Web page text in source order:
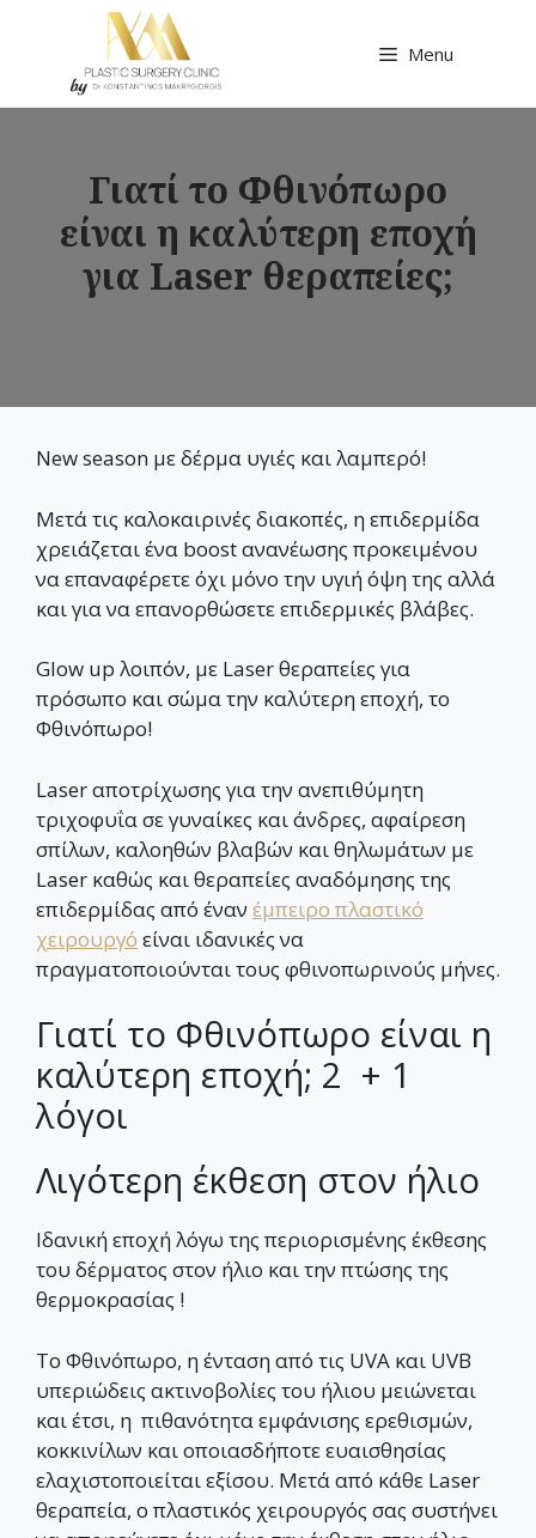
περιεχόμενο
Menu
Γιατί το Φθινόπωρο
είναι η καλύτερη εποχή
για Laser θεραπείες;
New season με δέρμα υγιές και λαμπερό!
Μετά τις καλοκαιρινές διακοπές, η επιδερμίδα
χρειάζεται ένα boost ανανέωσης προκειμένου
να επαναφέρετε όχι μόνο την υγιή όψη της αλλά
και για να επανορθώσετε επιδερμικές βλάβες.
Glow up λοιπόν, με Laser θεραπείες για
πρόσωπο και σώμα την καλύτερη εποχή, το
Φθινόπωρο!
Laser αποτρίχωσης για την ανεπιθύμητη
τριχοφυΐα σε γυναίκες και άνδρες, αφαίρεση
σπίλων, καλοηθών βλαβών και θηλωμάτων με
Laser καθώς και θεραπείες αναδόμησης της
επιδερμίδας από έναν έμπειρο πλαστικό
χειρουργό είναι ιδανικές να
πραγματοποιούνται τους φθινοπωρινούς μήνες.
Γιατί το Φθινόπωρο είναι η
καλύτερη εποχή; 2 + 1
λόγοι
Λιγότερη έκθεση στον ήλιο
Ιδανική εποχή λόγω της περιορισμένης έκθεσης
του δέρματος στον ήλιο και την πτώσης της
θερμοκρασίας !
Το Φθινόπωρο, η ένταση από τις UVA και UVB
υπεριώδεις ακτινοβολίες του ήλιου μειώνεται
και έτσι, η πιθανότητα εμφάνισης ερεθισμών,
κοκκινίλων και οποιασδήποτε ευαισθησίας
ελαχιστοποιείται εξίσου. Μετά από κάθε Laser
θεραπεία, ο πλαστικός χειρουργός σας συστήνει